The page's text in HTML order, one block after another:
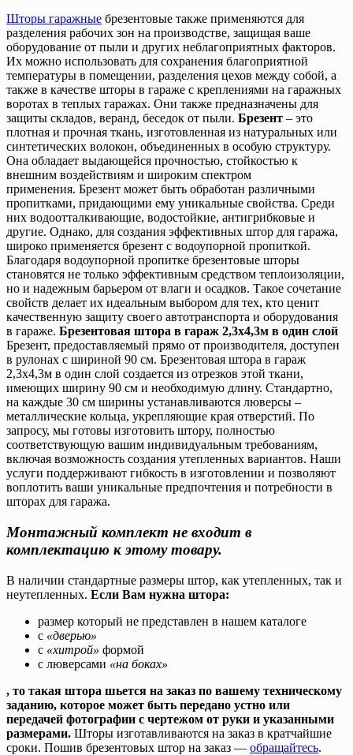
Шторы гаражные брезентовые также применяются для
разделения рабочих зон на производстве, защищая ваше
оборудование от пыли и других неблагоприятных факторов.
Их можно использовать для сохранения благоприятной
температуры в помещении, разделения цехов между собой, а
также в качестве шторы в гараже с креплениями на гаражных
воротах в теплых гаражах. Они также предназначены для
защиты складов, веранд, беседок от пыли. Брезент – это
плотная и прочная ткань, изготовленная из натуральных или
синтетических волокон, объединенных в особую структуру.
Она обладает выдающейся прочностью, стойкостью к
внешним воздействиям и широким спектром
применения. Брезент может быть обработан различными
пропитками, придающими ему уникальные свойства. Среди
них водоотталкивающие, водостойкие, антигрибковые и
другие. Однако, для создания эффективных штор для гаража,
широко применяется брезент с водоупорной пропиткой.
Благодаря водоупорной пропитке брезентовые шторы
становятся не только эффективным средством теплоизоляции,
но и надежным барьером от влаги и осадков. Такое сочетание
свойств делает их идеальным выбором для тех, кто ценит
качественную защиту своего автотранспорта и оборудования
в гараже. Брезентовая штора в гараж 2,3х4,3м в один слой
Брезент, предоставляемый прямо от производителя, доступен
в рулонах с шириной 90 см. Брезентовая штора в гараж
2,3х4,3м в один слой создается из отрезков этой ткани,
имеющих ширину 90 см и необходимую длину. Стандартно,
на каждые 30 см ширины устанавливаются люверсы –
металлические кольца, укрепляющие края отверстий. По
запросу, мы готовы изготовить штору, полностью
соответствующую вашим индивидуальным требованиям,
включая возможность создания утепленных вариантов. Наши
услуги поддерживают гибкость в изготовлении и позволяют
воплотить ваши уникальные предпочтения и потребности в
шторах для гаража.
Монтажный комплект не входит в
комплектацию к этому товару.
В наличии стандартные размеры штор, как утепленных, так и
неутепленных. Если Вам нужна штора:
размер который не представлен в нашем каталоге
с «дверью»
с «хитрой» формой
с люверсами «на боках»
, то такая штора шьется на заказ по вашему техническому
заданию, которое может быть передано устно или
передачей фотографии с чертежом от руки и указанными
размерами. Шторы изготавливаются на заказ в кратчайшие
сроки. Пошив брезентовых штор на заказ — обращайтесь.